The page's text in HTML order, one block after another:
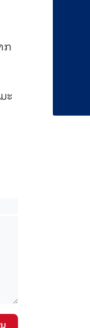
ກ
ະ